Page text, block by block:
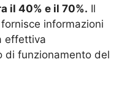
il 40% e il 70%. Il
informazioni
effettiva
di funzionamento del